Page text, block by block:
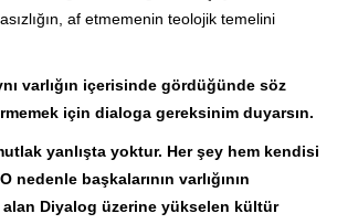
af etmemenin teolojik temelini
varlığın içerisinde gördüğünde söz
için dialoga gereksinim duyarsın.
yanlışta yoktur. Her şey hem kendisi
nedenle başkalarının varlığının
Diyalog üzerine yükselen kültür